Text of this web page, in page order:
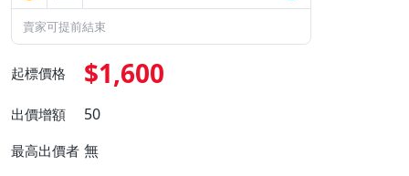
賣家可提前結束
起標價格 $1,600
出價增額 50
最高出價者 無